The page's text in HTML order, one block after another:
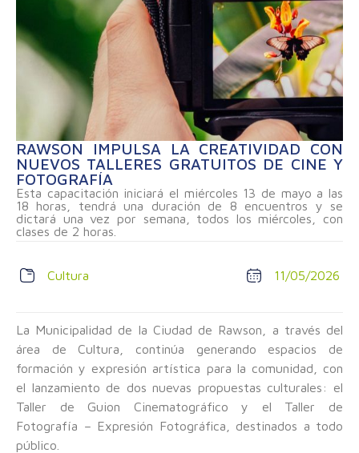
RAWSON IMPULSA LA CREATIVIDAD CON
NUEVOS TALLERES GRATUITOS DE CINE Y
FOTOGRAFÍA
Esta capacitación iniciará el miércoles 13 de mayo a las
18 horas, tendrá una duración de 8 encuentros y se
dictará una vez por semana, todos los miércoles, con
clases de 2 horas.
Cultura 11/05/2026
La Municipalidad de la Ciudad de Rawson, a través del
área de Cultura, continúa generando espacios de
formación y expresión artística para la comunidad, con
el lanzamiento de dos nuevas propuestas culturales: el
Taller de Guion Cinematográfico y el Taller de
Fotografía – Expresión Fotográfica, destinados a todo
público.